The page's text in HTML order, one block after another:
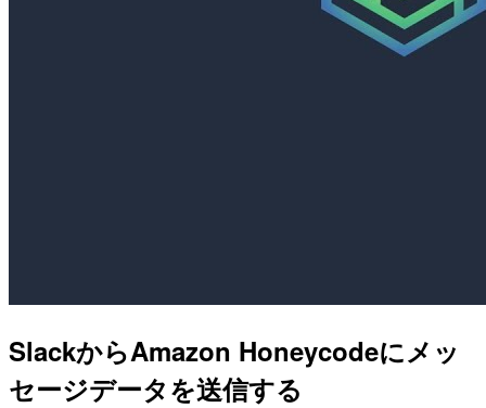
SlackからAmazon Honeycodeにメッ
セージデータを送信する